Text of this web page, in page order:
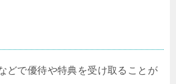
どで優待や特典を受け取ることが